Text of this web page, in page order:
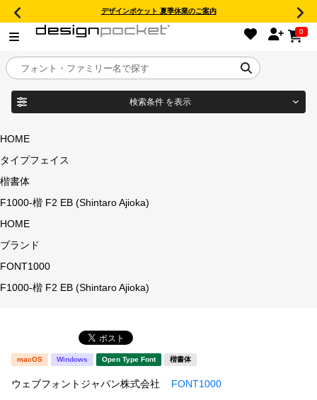
デザインポケット 夏季休業のご案内
0
目的別フォントガイド
特集
おすすめ
年間ライセンス商品
検索条件 を表示
明朝体
丸ゴシック
HOME
タイプフェイス
楷書体
F1000-楷 F2 EB (Shintaro Ajioka)
HOME
ブランド
FONT1000
F1000-楷 F2 EB (Shintaro Ajioka)
macOS Windows Open Type Font 楷書体
ウェブフォントジャパン株式会社 FONT1000